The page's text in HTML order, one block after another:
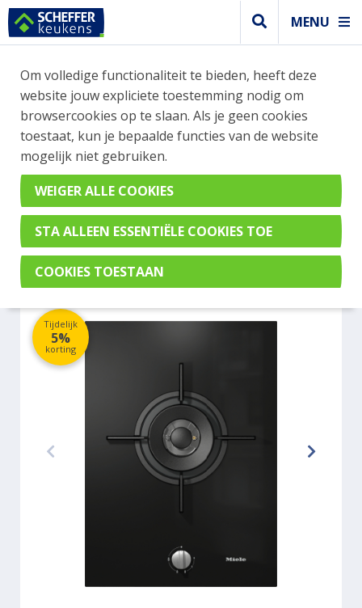
MENU
WEBSHOP BESTELLINGEN
Je kan tijdelijk geen bestelling plaatsen. Wil je je
vast oriënteren? Vergelijk eenvoudig apparaten
en merken met elkaar. Klik hier voor meer
informatie.
Kookplaat
MIELE CS7101-1
Tijdelijk
5%
korting
Om volledige functionaliteit te bieden, heeft deze
website jouw expliciete toestemming nodig om
browsercookies op te slaan. Als je geen cookies
toestaat, kun je bepaalde functies van de website
mogelijk niet gebruiken.